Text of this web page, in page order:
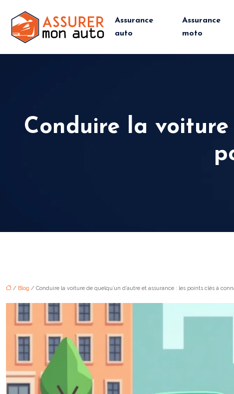
Assurance
auto
Assurance
moto
Conduire la voiture
/ Blog / Conduire la voiture de quelqu’un d’autre et assurance : les points clés à